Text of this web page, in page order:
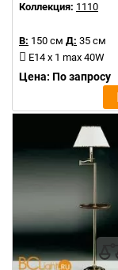
Коллекция: 1110
В: 150 см Д: 35 см
E14 x 1 max 40W
Цена: По запросу